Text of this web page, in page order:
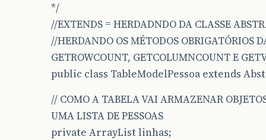
*/
//EXTENDS = HERDADNDO DA CLASSE
//HERDANDO OS MÉTODOS OBRIGATÓRIOS
GETROWCOUNT, GETCOLUMNCOUNT E
public class TableModelPessoa extends
// COMO A TABELA VAI ARMAZENAR
UMA LISTA DE PESSOAS
private ArrayList linhas;